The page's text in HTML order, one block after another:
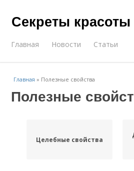
Секреты
Главная Новости Статьи
Главная » Полезные свойства
Полезные
Целебные свойства